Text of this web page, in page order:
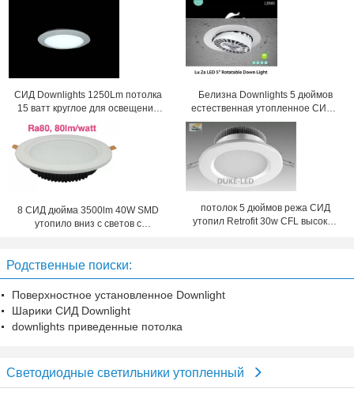
СИД Downlights 1250Lm потолка
15 ватт круглое для освещения
гостиницы
Белизна Downlights 5 дюймов
естественная утопленное СИД с
энергосберегающий
8 СИД дюйма 3500lm 40W SMD
утопило вниз с светов с
потолок 5 дюймов режа СИД
утопил Retrofit 30w CFL высокой
Родственные поиски:
Поверхностное установленное Downlight
Шарики СИД Downlight
downlights приведенные потолка
Светодиодные светильники утопленный